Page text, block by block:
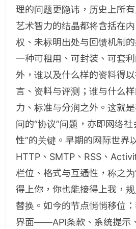
理的问题更隐讳，历史上所
艺术智力的结晶都将含括在
权、未标明出处与回馈机制
一种可租用、可封装、可套利
外，谁以及什么样的资料得
言、资料与评测；谁与什么
力、标准与分润之外。这就
问的“协议”问题，亦即网络社
性”的关键。早期的网际世
HTTP、SMTP、RSS、
栏位、格式与互通性，称之为
得上你，你也能接得上我，
替换。如今的节点悄悄移位
界面——API条款、系统提示